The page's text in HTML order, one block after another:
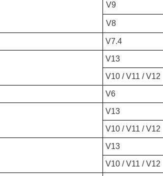
V9
V8
V7.4
V13
V10 / V11 / V12
V6
V13
V10 / V11 / V12
V13
V10 / V11 / V12